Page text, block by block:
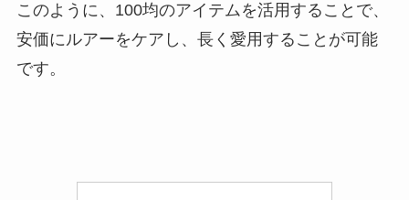
このように、100均のアイテムを活用することで、
安価にルアーをケアし、長く愛用することが可能
です。